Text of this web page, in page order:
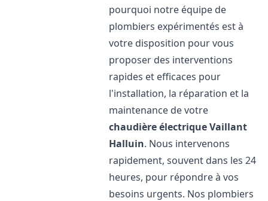
pourquoi notre équipe de
plombiers expérimentés est à
votre disposition pour vous
proposer des interventions
rapides et efficaces pour
l'installation, la réparation et la
maintenance de votre
chaudière électrique Vaillant
Halluin. Nous intervenons
rapidement, souvent dans les 24
heures, pour répondre à vos
besoins urgents. Nos plombiers